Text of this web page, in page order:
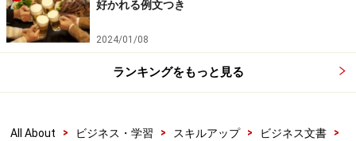
というのは、メールは割り込み仕事になることもあるか
らです。本来業務に集中したいのに、メールが次から次
へと送られてくると気が散ったり、優先順位が狂ったり
けましょう。
好かれる例文つき
2024/01/08
ランキングをもっと見る
All About > ビジネス・学習 > スキルアップ > ビジネス文書
>